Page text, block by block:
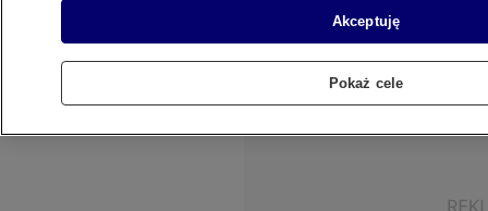
Akceptuję
Pokaż cele